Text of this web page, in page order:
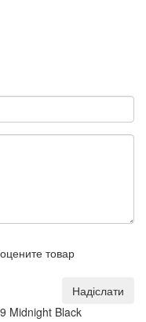
товар
Надіслати